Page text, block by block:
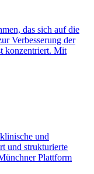
das sich auf die
Verbesserung der
konzentriert. Mit
und
und strukturierte
Plattform